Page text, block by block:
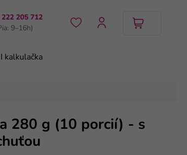
222 205 712
9–16h)
kalkulačka
280 g (10 porcií) - s